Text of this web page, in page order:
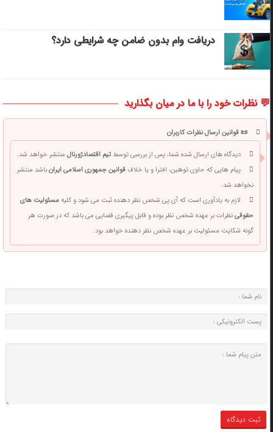
دریافت وام بدون ضامن چه شرایطی دارد؟
💬 نظرات خود را با ما در میان بگذارید
📜 قوانین ارسال نظرات کاربران
دیدگاه های ارسال شده شما، پس از بررسی توسطتیم اقتصادژورنالمنتشر خواهد شد.
پیام هایی که حاوی توهین، افترا و یا خلافقوانین جمهوری اسلامی ایرانباشد منتشر
نخواهد شد.
لازم به یادآوری است که آی پی شخص نظر دهنده ثبت می شود و کلیهمسئولیت های
حقوقینظرات بر عهده شخص نظر بوده و قابل پیگیری قضایی می باشد که در صورت هر
گونه شکایت مسئولیت بر عهده شخص نظر دهنده خواهد بود.